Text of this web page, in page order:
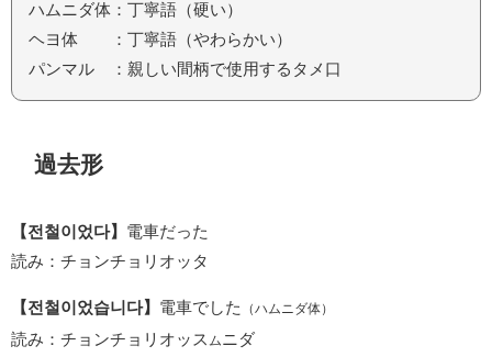
ハムニダ体：丁寧語（硬い）
ヘヨ体 ：丁寧語（やわらかい）
パンマル ：親しい間柄で使用するタメ口
過去形
【전철이었다】 電車だった
読み：チョンチョリオッタ
【전철이었습니다】 電車でした （ハムニダ体）
読み：チョンチョリオッス ム ニダ